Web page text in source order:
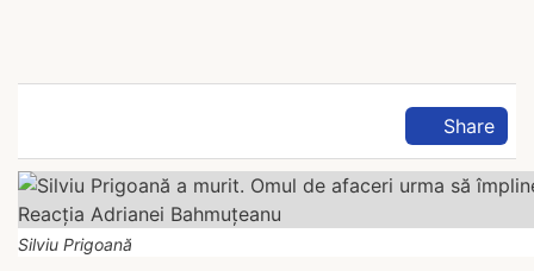
Share
Silviu Prigoană